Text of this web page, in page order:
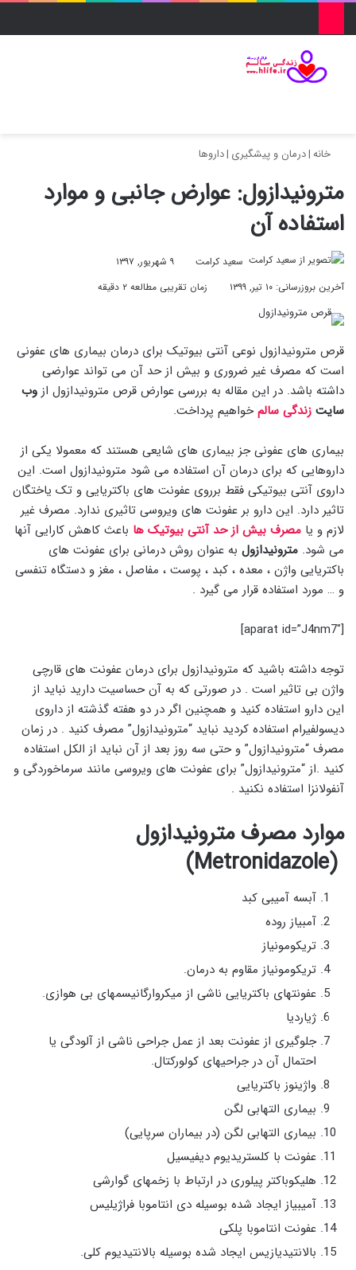
خانه|درمان و پیشگیری |داروها
مترونیدازول: عوارض جانبی و موارد
استفاده آن
سعید کرامت
۹ شهریور, ۱۳۹۷
آخرین بروزرسانی: ۱۰ تیر, ۱۳۹۹
زمان تقریبی مطالعه ۲ دقیقه
قرص مترونیدازول نوعی آنتی بیوتیک برای درمان بیماری های عفونی
است که مصرف غیر ضروری و بیش از حد آن می تواند عوارضی
داشته باشد. در این مقاله به بررسی عوارض قرص مترونیدازول از وب
سایت زندگی سالم خواهیم پرداخت.
بیماری های عفونی جز بیماری های شایعی هستند که معمولا یکی از
داروهایی که برای درمان آن استفاده می شود مترونیدازول است. این
داروی آنتی بیوتیکی فقط برروی عفونت های باکتریایی و تک یاختگان
تاثیر دارد. این دارو بر عفونت های ویروسی تاثیری ندارد. مصرف غیر
لازم و یا مصرف بیش از حد آنتی بیوتیک ها باعث کاهش کارایی آنها
می شود. مترونیدازول به عنوان روش درمانی برای عفونت های
باکتریایی واژن ، معده ، کبد ، پوست ، مفاصل ، مغز و دستگاه تنفسی
و … مورد استفاده قرار می گیرد .
[aparat id=”J4nm7″]
توجه داشته باشید که مترونیدازول برای درمان عفونت های قارچی
واژن بی تاثیر است . در صورتی که به آن حساسیت دارید نباید از
این دارو استفاده کنید و همچنین اگر در دو هفته گذشته از داروی
دیسولفیرام استفاده کردید نباید “مترونیدازول” مصرف کنید . در زمان
مصرف “مترونیدازول” و حتی سه روز بعد از آن نباید از الکل استفاده
کنید .از “مترونیدازول” برای عفونت های ویروسی مانند سرماخوردگی و
آنفولانزا استفاده نکنید .
موارد مصرف مترونیدازول
(Metronidazole)
آبسه آمیبی کبد
آمبیاز روده
تریکومونیاز
تریکومونیاز مقاوم به درمان.
عفونتهای باکتریایی ناشی از میکروارگانیسمهای بی هوازی.
ژیاردیا
جلوگیری از عفونت بعد از عمل جراحی ناشی از آلودگی یا
احتمال آن در جراحیهای کولورکتال.
واژینوز باکتریایی
بیماری التهابی لگن
بیماری التهابی لگن (در بیماران سرپایی)
عفونت با کلستریدیوم دیفیسیل
هلیکوباکتر پیلوری در ارتباط با زخمهای گوارشی
آمیبیاز ایجاد شده بوسیله دی انتاموبا فراژیلیس
عفونت انتاموبا پلکی
بالانتیدیازیس ایجاد شده بوسیله بالانتیدیوم کلی.